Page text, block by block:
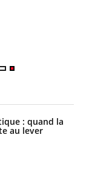
: quand la
au lever